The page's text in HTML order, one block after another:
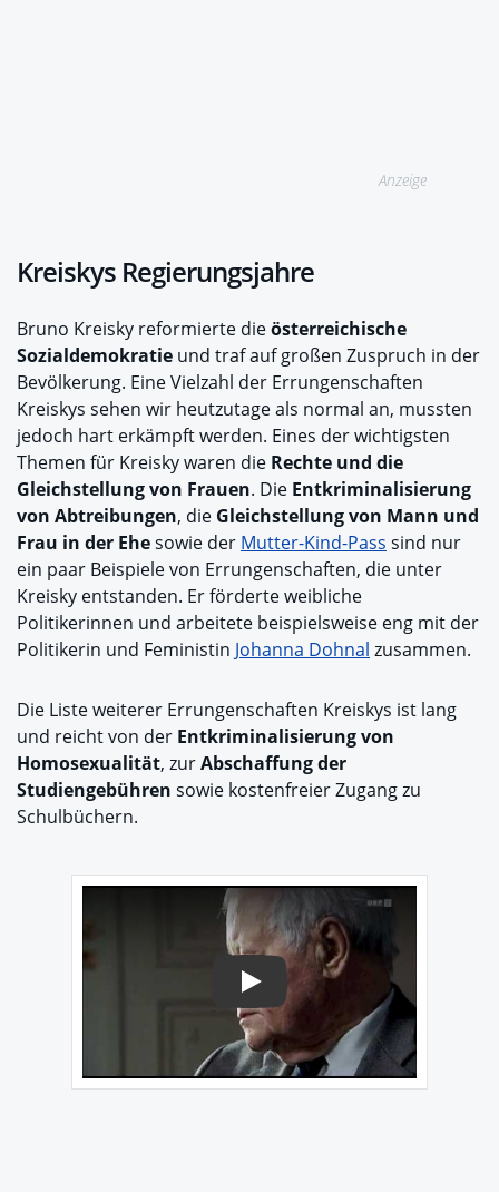
Anzeige
Kreiskys Regierungsjahre
Bruno Kreisky reformierte dieösterreichische
Sozialdemokratie und traf auf großen Zuspruch in der
Bevölkerung. Eine Vielzahl der Errungenschaften
Kreiskys sehen wir heutzutage als normal an, mussten
jedoch hart erkämpft werden. Eines der wichtigsten
Themen für Kreisky waren die Rechte und die
Gleichstellung von Frauen. Die Entkriminalisierung
von Abtreibungen, die Gleichstellung von Mann und
Frau in der Ehesowie der Mutter-Kind-Pass sind nur
ein paar Beispiele von Errungenschaften, die unter
Kreisky entstanden. Er förderte weibliche
Politikerinnen und arbeitete beispielsweise eng mit der
Politikerin und Feministin Johanna Dohnal zusammen.
Die Liste weiterer Errungenschaften Kreiskys ist lang
und reicht von der Entkriminalisierung von
Homosexualität, zurAbschaffung der
Studiengebühren sowie kostenfreier Zugang zu
Schulbüchern.
Play